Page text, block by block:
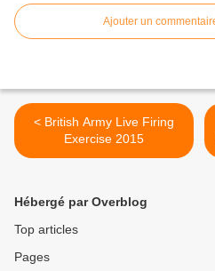
Ajouter un
< British Army Live Firing
Exercise 2015
Hébergé par Overblog
Top articles
Pages